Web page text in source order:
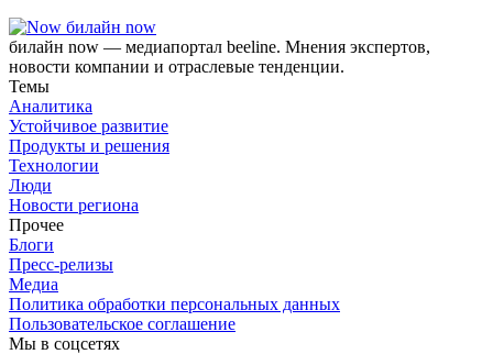
билайн now
билайн now — медиапортал beeline. Мнения экспертов,
новости компании и отраслевые тенденции.
Темы
Аналитика
Устойчивое развитие
Продукты и решения
Технологии
Люди
Новости региона
Прочее
Блоги
Пресс-релизы
Медиа
Политика обработки персональных данных
Пользовательское соглашение
Мы в соцсетях